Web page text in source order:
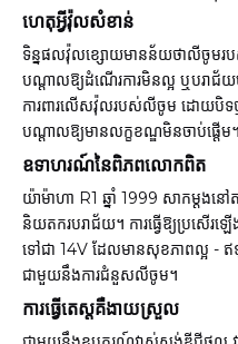
ហេតុអ្វីវ៉ុលសំខាន់
ទិន្នផលវ៉ុលខ្សោយមានន័យថាលីចូមរប
បណ្តាលឱ្យដំណើរការមិនល្អ ឬបរាជ័យ
ការពារលើសវ៉ុលរបស់លីចូម ដោយបិ
បណ្តាលឱ្យមានលក្ខខណ្ឌមិនចាប់ផ្តើម។
ឧទាហរណ៍នៃពិភពលោកពិត
យ៉ាម៉ាហា R1 ឆ្នាំ 1999 សាកម្តង
និយតករបរាជ័យ។ ការធ្វើឱ្យប្រសើរ
ទៅជា 14V ដែលមានសុខភាពល្អ - ឥ
ជាមួយនឹងការជំនួសលីចូម។
ការធ្វើតេស្តគឺងាយស្រួល